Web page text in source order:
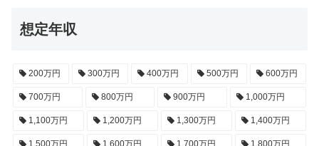
想定年収
200万円 300万円 400万円 500万円 600万円
700万円 800万円 900万円 1,000万円
1,100万円 1,200万円 1,300万円 1,400万円
1,500万円 1,600万円 1,700万円 1,800万円